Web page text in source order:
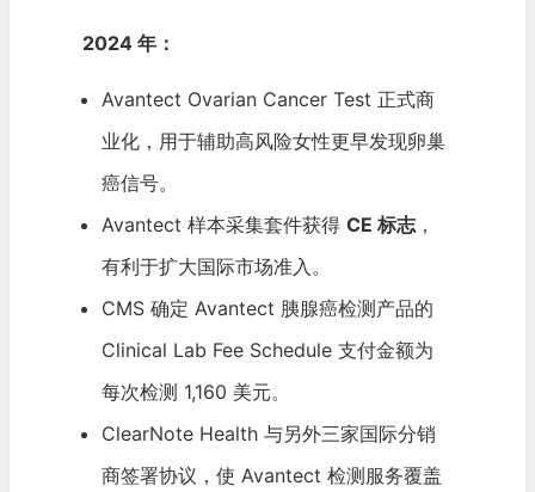
2024 年：
Avantect Ovarian Cancer Test 正式商
业化，用于辅助高风险女性更早发现卵巢
癌信号。
Avantect 样本采集套件获得 CE 标志，
有利于扩大国际市场准入。
CMS 确定 Avantect 胰腺癌检测产品的
Clinical Lab Fee Schedule 支付金额为
每次检测 1,160 美元。
ClearNote Health 与另外三家国际分销
商签署协议，使 Avantect 检测服务覆盖